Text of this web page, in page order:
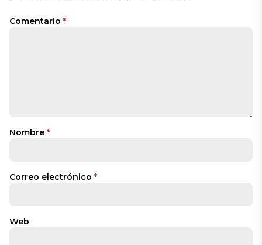
Comentario *
Nombre *
Correo electrónico *
Web